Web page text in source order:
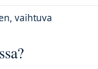
vaihtuva